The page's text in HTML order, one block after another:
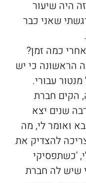
היה שיעור
שאני כבר
כמה זמן?
הראשונה כי יש
עבורי.
הקים חברת
שנים יצא
ואומר לי, מה
להצדיק את
'כשתפסיקי
שיש לה חברת